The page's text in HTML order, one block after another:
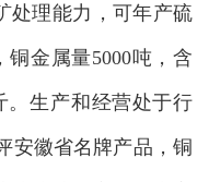
矿处理能力，可年产硫
铜金属量5000吨，含
产和经营处于行
安徽省名牌产品，铜